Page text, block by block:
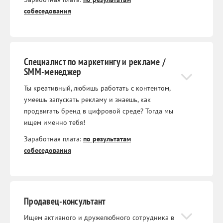
собеседования
Специалист по маркетингу и рекламе /
SMM-менеджер
Ты креативный, любишь работать с контентом,
умеешь запускать рекламу и знаешь, как
продвигать бренд в цифровой среде? Тогда мы
ищем именно тебя!
Заработная плата: по результатам
собеседования
Продавец-консультант
Ищем активного и дружелюбного сотрудника в